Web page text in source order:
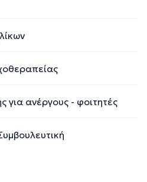
για ανέργους - φοιτητές